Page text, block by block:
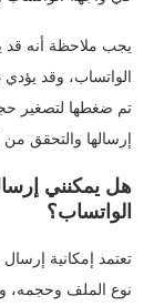
يجب ملاحظة أنه قد
الواتساب، وقد
تم ضغطها لتصغير
إرسالها والتحقق
هل يمكنني
الواتساب؟
تعتمد إمكانية
نوع الملف وحجمه،